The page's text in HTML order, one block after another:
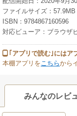
ファイルサイズ：57.9MB
ISBN：9784867160596
対応ビューア：ブラウザ
｢アプリで読む｣には
本棚アプリを こちらから
みんなのレビ